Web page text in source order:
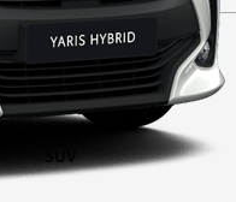
Şanzıman
Otomatik
Gövde tipi
SUV